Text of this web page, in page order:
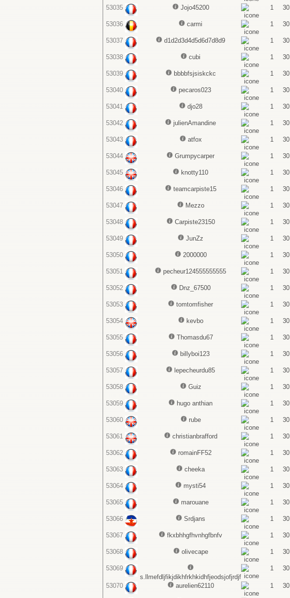
53035 Jojo45200 1 30
53036 carmi 1 30
53037 d1d2d3d4d5d6d7d8d9 1 30
53038 cubi 1 30
53039 bbbbfsjsiskckc 1 30
53040 pecaros023 1 30
53041 djo28 1 30
53042 julienAmandine 1 30
53043 atfox 1 30
53044 Grumpycarper 1 30
53045 knotty110 1 30
53046 teamcarpiste15 1 30
53047 Mezzo 1 30
53048 Carpiste23150 1 30
53049 JunZz 1 30
53050 2000000 1 30
53051 pecheur124555555555 1 30
53052 Dnz_67500 1 30
53053 tomtomfisher 1 30
53054 kevbo 1 30
53055 Thomasdu67 1 30
53056 billyboi123 1 30
53057 lepecheurdu85 1 30
53058 Guiz 1 30
53059 hugo anthian 1 30
53060 rube 1 30
53061 christianbrafford 1 30
53062 romainFF52 1 30
53063 cheeka 1 30
53064 mysti54 1 30
53065 marouane 1 30
53066 Srdjans 1 30
53067 fkxbhhgfhvnhgfbnfv 1 30
53068 olivecape 1 30
53069
s.llmefdljfikjdikhfrkhkidhfjeodsjofjrdjf
1 30
53070 aurelien62110 1 30